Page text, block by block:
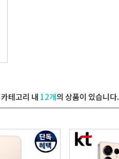
카테고리 내 12개의 상품이 있습니다.